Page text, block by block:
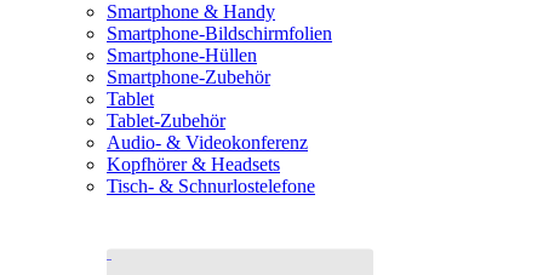
Smartphone & Handy
Smartphone-Bildschirmfolien
Smartphone-Hüllen
Smartphone-Zubehör
Tablet
Tablet-Zubehör
Audio- & Videokonferenz
Kopfhörer & Headsets
Tisch- & Schnurlostelefone